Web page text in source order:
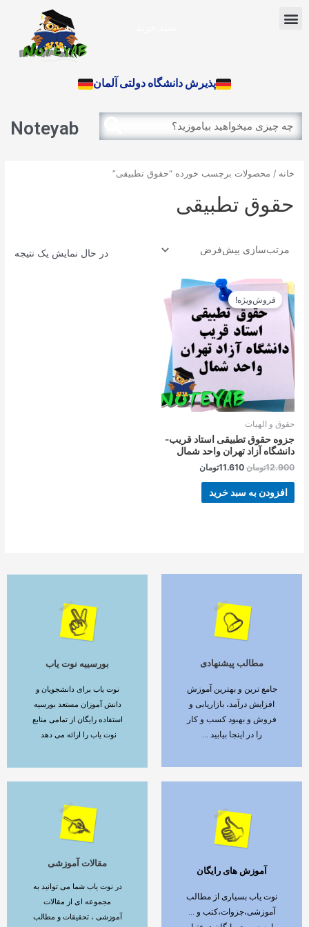
Menu
پذیرش دانشگاه دولتی آلمان
Search
Search
Noteyab
خانه / محصولات برچسب خورده “حقوق تطبیقی”
حقوق تطبیقی
در حال نمایش یک نتیجه
فروش‌ویژه!
حقوق و الهیات
جزوه حقوق تطبیقی استاد قریب-
دانشگاه آزاد تهران واحد شمال
12.900تومان
قیمت
اصلی
12.900تومان
بود.
11.610تومان
قیمت
11.610تومان
است.
افزودن به سبد خرید
مطالب پیشنهادی
جامع ترین و بهترین آموزش
افزایش درآمد، بازاریابی و
فروش و بهبود کسب و کار
را در اینجا بیابید ...
ادامه مطلب بورسییه نوت یاب
نوت یاب برای دانشجویان و
دانش آموزان مستعد بورسیه
استفاده رایگان از تمامی منابع
نوت یاب را ارائه می دهد
ادامه مطلب
آموزش های رایگان
نوت یاب بسیاری از مطالب
آموزشی،جزوات،کتب و ...
ادامه مطلب
مقالات آموزشی
در نوت یاب شما می توانید به
مجموعه ای از مقالات
آموزشی ، تحقیقات و مطالب